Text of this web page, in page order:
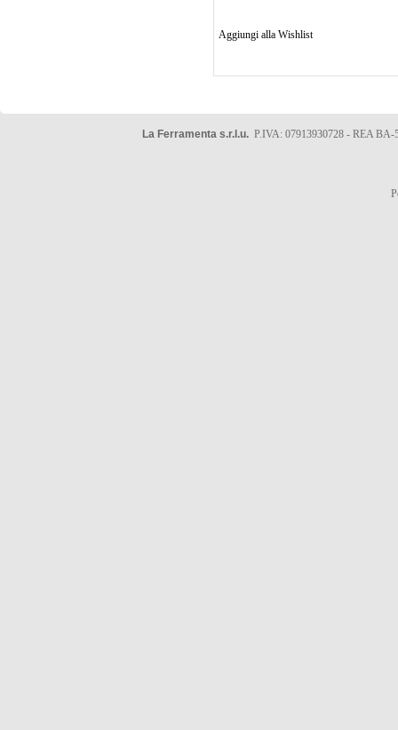
Aggiungi alla Wishlist
La Ferramenta s.r.l.u. P.IVA: 07913930728 - REA BA-